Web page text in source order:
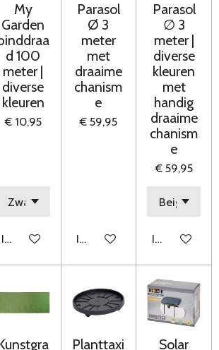
My
Garden
d 100
meter |
diverse
kleuren
€ 10,95
In winkelwagen
Parasol
Ø 3
meter
met
draaime
chanism
e
€ 59,95
In winkelwagen
Parasol
∅ 3
meter |
diverse
kleuren
met
handig
draaime
chanism
e
€ 59,95
In
Planttaxi
Solar